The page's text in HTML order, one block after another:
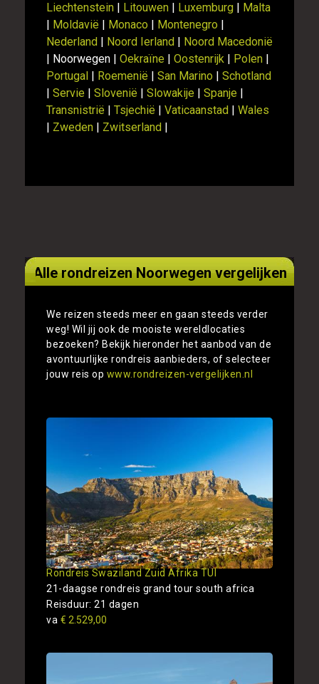
Liechtenstein | Litouwen | Luxemburg | Malta
| Moldavië | Monaco | Montenegro |
Nederland | Noord Ierland | Noord Macedonië
| Noorwegen | Oekraïne | Oostenrijk | Polen |
Portugal | Roemenië | San Marino | Schotland
| Servie | Slovenië | Slowakije | Spanje |
Transnistrië | Tsjechië | Vaticaanstad | Wales
| Zweden | Zwitserland |
Alle rondreizen Noorwegen vergelijken
We reizen steeds meer en gaan steeds verder
weg! Wil jij ook de mooiste wereldlocaties
bezoeken? Bekijk hieronder het aanbod van de
avontuurlijke rondreis aanbieders, of selecteer
jouw reis op www.rondreizen-vergelijken.nl
Rondreis Swaziland Zuid Afrika TUI
21-daagse rondreis grand tour south africa
Reisduur: 21 dagen
va € 2.529,00